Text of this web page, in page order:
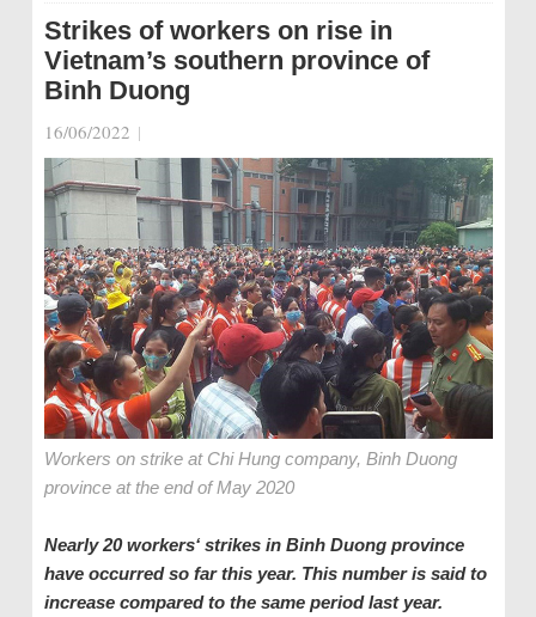
Strikes of workers on rise in
Vietnam’s southern province of
Binh Duong
16/06/2022 |
Workers on strike at Chi Hung company, Binh Duong
province at the end of May 2020
Nearly 20 workers‘ strikes in Binh Duong province
have occurred so far this year. This number is said to
increase compared to the same period last year.